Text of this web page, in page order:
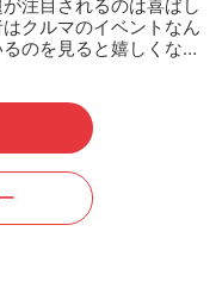
注目されるのは喜ばし
クルマのイベントなん
のを見ると嬉しくな…